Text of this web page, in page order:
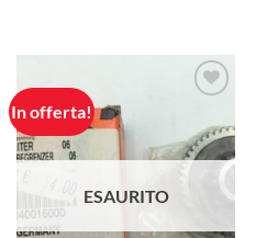
In offerta!
alla lista
dei
desideri
ESAURITO